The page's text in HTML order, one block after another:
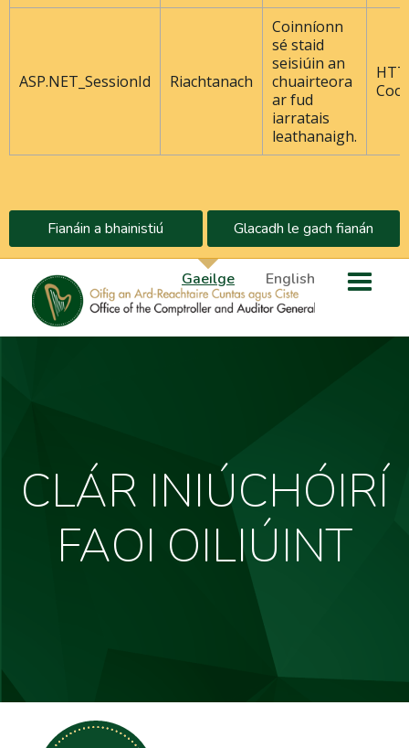
ASP.NET_SessionId Riachtanach
Coinníonn
sé staid
seisiúin an
chuairteora
ar fud
iarratais
leathanaigh.
Fianáin a bhainistiú Glacadh le gach fianán
Gaeilge English
CLÁR INIÚCHÓIRÍ
FAOI OILIÚINT